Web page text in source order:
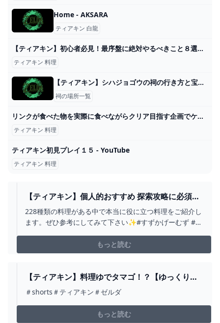
Home - AKSARA
ティアキン 白龍
【ティアキン】初心者必見！最序盤に絶対やるべきこと８選【ゼルダの伝説ティアーズオブザキングダム】【ゆっくり】 - YouTube
ティアキン 料理
【ティアキン】シハジョゴウの祠の行き方と宝箱｜ラウルの祝福【ゼルダの伝説ティアーズオブザキングダム】
祠の場所一覧
リンクが食べた物を実際に食べながらクリア目指す企画でケーキ作りにリベンジした結果ｗｗｗ【ティアキン】【料理】【ゼルダの伝説ティアーズオブザキングダム】Part11 - YouTube
ティアキン 料理
ティアキン初見プレイ１５ - YouTube
ティアキン 料理
【ティアキン】個人的おすすめ 探索攻略に必須の
料理11選！【すずかげーむず】 - YOUTUBE
228種類の料理がある中で本当に役に立つ料理をご紹介し
ます。ぜひ参考にしてみて下さい✨#すずかげーむず #ゼ
もっと読む
【ティアキン】料理ゆでタマゴ！？【ゆっくり実
況】＃SHORTS＃ティアキン＃ゼルダ - YOUTUBE
＃shorts＃ティアキン＃ゼルダ
もっと読む